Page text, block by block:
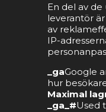
En del av
leverantör
av
IP-
_gaGoogle
hur
Maximal
_ga_#Used